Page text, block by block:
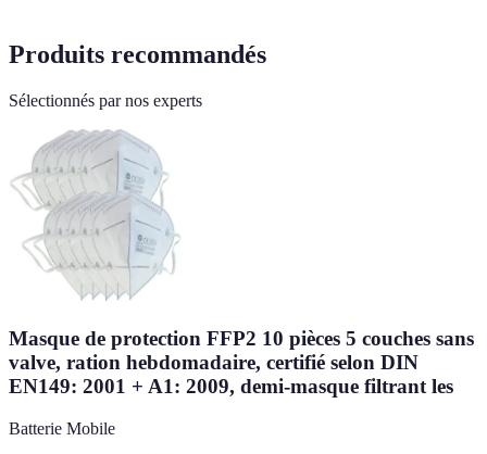
Produits recommandés
Sélectionnés par nos experts
Masque de protection FFP2 10 pièces 5 couches sans
valve, ration hebdomadaire, certifié selon DIN
EN149: 2001 + A1: 2009, demi-masque filtrant les
Batterie Mobile